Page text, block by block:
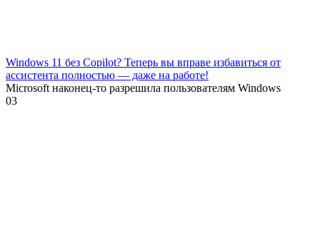
Windows 11 без Copilot? Теперь вы вправе избавиться от
ассистента полностью — даже на работе!
Microsoft наконец-то разрешила пользователям Windows
03